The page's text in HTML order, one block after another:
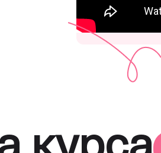
курса